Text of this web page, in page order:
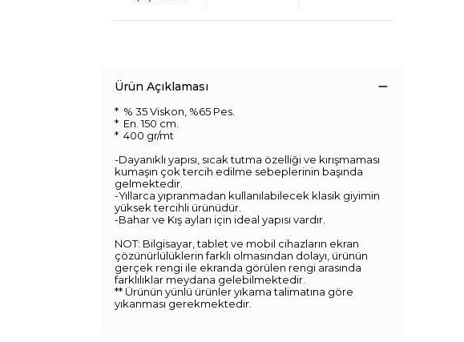
Ürün Açıklaması
* % 35 Viskon, %65 Pes.
* En. 150 cm.
* 400 gr/mt
-Dayanıklı yapısı, sıcak tutma özelliği ve kırışmaması
kumaşın çok tercih edilme sebeplerinin başında
gelmektedir.
-Yıllarca yıpranmadan kullanılabilecek klasik giyimin
yüksek tercihli ürünüdür.
-Bahar ve Kış ayları için ideal yapısı vardır.
NOT: Bilgisayar, tablet ve mobil cihazların ekran
çözünürlülüklerin farklı olmasından dolayı, ürünün
gerçek rengi ile ekranda görülen rengi arasında
farklılıklar meydana gelebilmektedir.
** Ürünün yünlü ürünler yıkama talimatına göre
yıkanması gerekmektedir.